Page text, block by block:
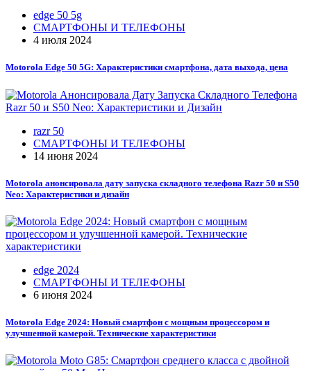
edge 50 5g
СМАРТФОНЫ И ТЕЛЕФОНЫ
4 июля 2024
Motorola Edge 50 5G: Характеристики смартфона, дата выхода, цена
razr 50
СМАРТФОНЫ И ТЕЛЕФОНЫ
14 июня 2024
Motorola анонсировала дату запуска складного телефона Razr 50 и S50
Neo: Характеристики и дизайн
edge 2024
СМАРТФОНЫ И ТЕЛЕФОНЫ
6 июня 2024
Motorola Edge 2024: Новый смартфон с мощным процессором и
улучшенной камерой. Технические характеристики